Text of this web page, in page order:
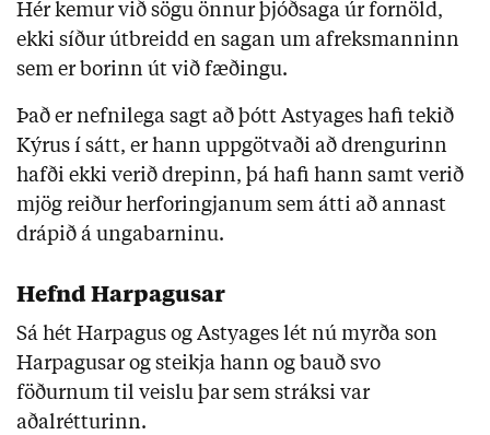
Hér kemur við sögu önnur þjóðsaga úr fornöld,
ekki síður útbreidd en sagan um afreksmanninn
sem er borinn út við fæðingu.
Það er nefnilega sagt að þótt Astyages hafi tekið
Kýrus í sátt, er hann uppgötvaði að drengurinn
hafði ekki verið drepinn, þá hafi hann samt verið
mjög reiður herforingjanum sem átti að annast
drápið á ungabarninu.
Hefnd Harpagusar
Sá hét Harpagus og Astyages lét nú myrða son
Harpagusar og steikja hann og bauð svo
föðurnum til veislu þar sem stráksi var
aðalrétturinn.